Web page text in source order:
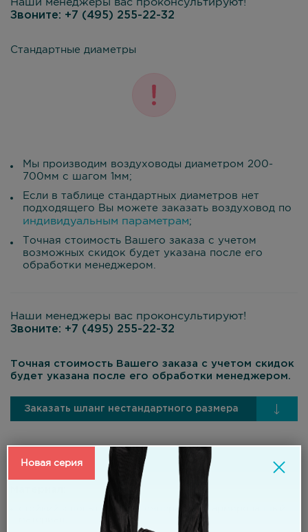
Наши менеджеры вас проконсультируют!
Звоните: +7 (495) 255-22-32
стойкий к повышенным температурам армированный
Стандартные диаметры
Мы производим воздуховоды диаметром 200-
700мм с шагом 1мм;
Если в таблице стандартных диаметров нет
подходящего Вы можете заказать воздуховод по
индивидуальным параметрам;
Точная стоимость Вашего заказа с учетом
возможных скидок будет указана после его
обработки менеджером.
Наши менеджеры вас проконсультируют!
Звоните: +7 (495) 255-22-32
Точная стоимость Вашего заказа с учетом скидок
будет указана после его обработки менеджером.
Заказать шланг нестандартного размера
Новая серия